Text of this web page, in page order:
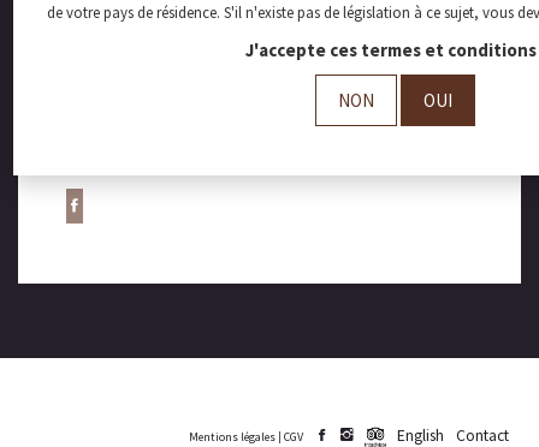
Mentions légales | CGV English Contact
de votre pays de résidence. S'il n'existe pas de législation à ce sujet, vous
J'accepte ces termes et conditions
NON OUI